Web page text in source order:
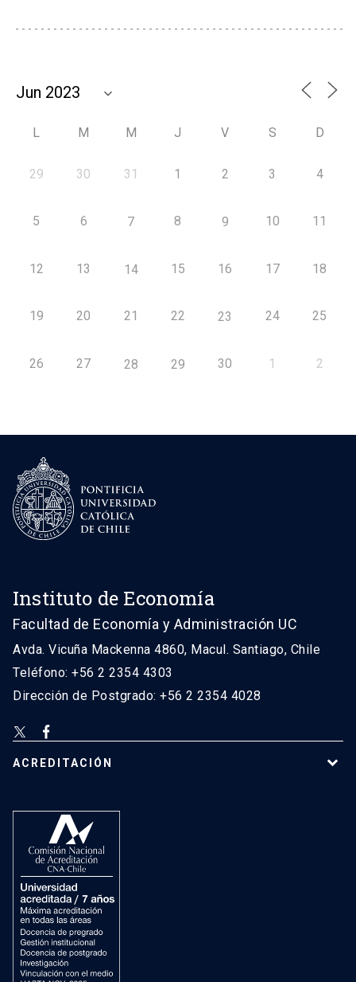
L M M J V S D
29 30 31 1 2 3 4
5 6 7 8 9 10 11
12 13 14 15 16 17 18
19 20 21 22 23 24 25
26 27 28 29 30 1 2
Instituto de Economía
Facultad de Economía y Administración UC
Avda. Vicuña Mackenna 4860, Macul. Santiago, Chile
Teléfono: +56 2 2354 4303
Dirección de Postgrado: +56 2 2354 4028
ACREDITACIÓN